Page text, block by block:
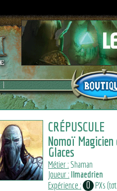
CRÉPUSCULE
Nomoï Magicien
Glaces
Métier : Shaman
Joueur : Ilmaedrien
Expérience : 0 PXs